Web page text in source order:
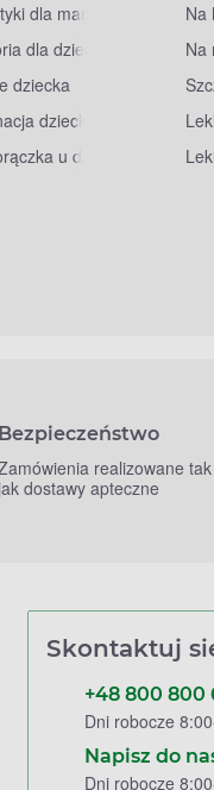
dla mam
dla dzieci
dziecka
dziecka
u dzieci
Na
Na
Bezpieczeństwo
realizowane
dostawy apteczne
Skontaktuj
+48 800 800
Dni robocze
Napisz do
Dni robocze